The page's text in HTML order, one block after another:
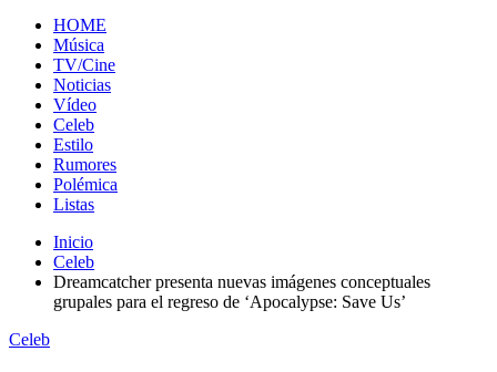
HOME
Música
TV/Cine
Noticias
Vídeo
Celeb
Estilo
Rumores
Polémica
Listas
Inicio
Celeb
Dreamcatcher presenta nuevas imágenes conceptuales
grupales para el regreso de ‘Apocalypse: Save Us’
Celeb